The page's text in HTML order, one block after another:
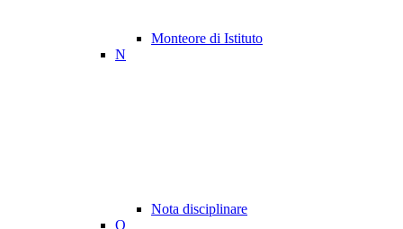
Monteore di Istituto
N
Nota disciplinare
O